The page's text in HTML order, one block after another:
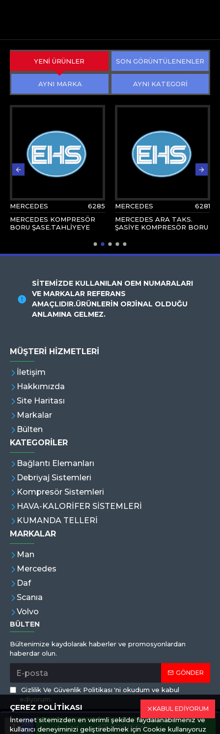
SEPETE EKLE
YENİ ÜRÜNLER SON GÖRÜNTÜLENENLER
AYNI MARKA AYNI KATEGORİ
MERCEDES
6285
MERCEDES KOMPRESÖR
BORU ŞASE.TAHLİYEYE
MERCEDES
6281
MERCEDES ARA TAKS.
ŞASİYE KOMPRESÖR BORU
SİTEMİZDE KULLANILAN OEM NUMARALARI
VE MARKALAR REFERANS
AMAÇLIDIR.ÜRÜNLERİN ORJİNAL OLDUĞU
ANLAMINA GELMEZ.
MÜŞTERI HIZMETLERI
İletişim
Hakkımızda
Site Haritası
Markalar
Bülten
KATEGORİLER
Bağlantı Elemanları
Debriyaj Sistemleri
Kompresör Sistemleri
HAVA-KALORİFER SİSTEMLERİ
KUMANDA TELLERİ
MARKALAR
Man
Mercedes
Daf
Scanıa
Volvo
BÜLTEN
Bültenimize kaydolarak haberler ve promosyonlardan
haberdar olun.
GÖNDER
Gizlilik Ve Güvenlik Politikası 'ni okudum ve kabul
ediyorum.
Copyright © 2019,Eren Hortum, Tüm Hakları Saklıdır
KABUL EDİYORUM
ÇEREZ POLİTİKASI
İnternet sitemizden en verimli şekilde faydalanabilmeniz ve
kullanıcı deneyiminizi geliştirebilmek için Cookie kullanıyoruz